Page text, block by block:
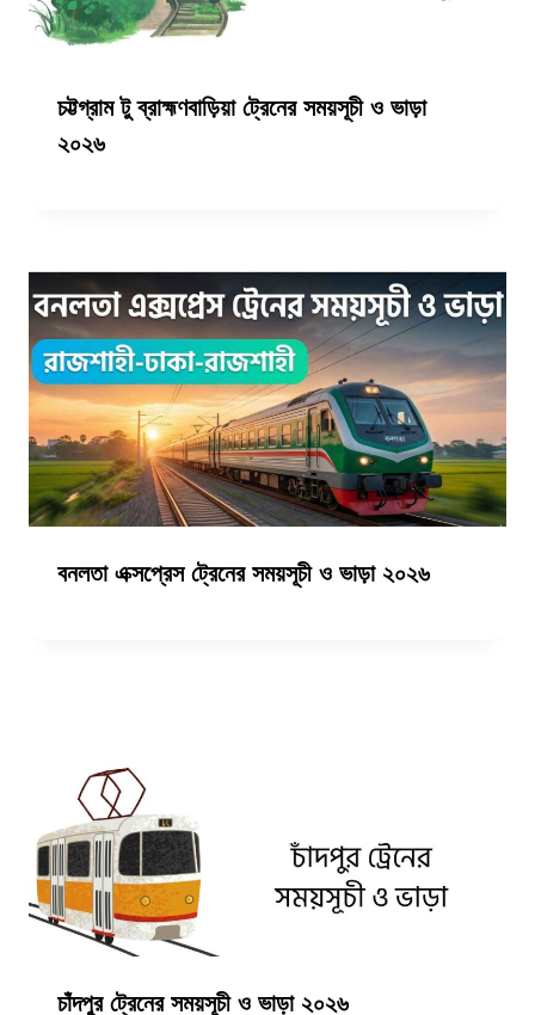
চট্টগ্রাম টু ব্রাহ্মণবাড়িয়া ট্রেনের সময়সূচী ও ভাড়া
২০২৬
বনলতা এক্সপ্রেস ট্রেনের সময়সূচী ও ভাড়া ২০২৬
চাঁদপুর ট্রেনের সময়সূচী ও ভাড়া ২০২৬